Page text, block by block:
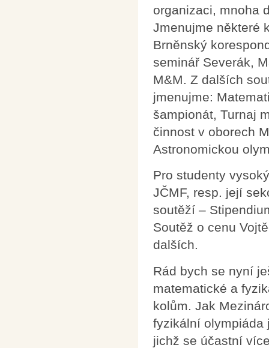
organizaci, mnoha
Jmenujme některé
Brněnský
seminář Severák,
M&M. Z dalších
jmenujme:
šampionát, Turnaj
činnost v oborech
Astronomickou
Pro studenty
JČMF, resp. její
soutěží –
Soutěž o cenu
dalších.
Rád bych se nyní
matematické a
kolům. Jak
fyzikální olympiáda
jichž se účastní